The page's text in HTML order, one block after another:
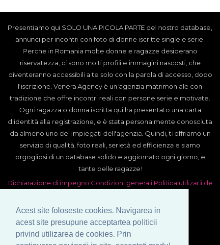
Acest site foloseste cookies. Navigarea in
acest site presupune acceptartea politicii
privind utilizarea de cookies. Prin
Presentiamo qui SOLO UNA PICOLA PARTE del nostro database,
annunci per incontri con foto di donne iscritte single e serie.
Perche in Romania molte donne e ragazze desiderano
riservatezza, ci sono molti profili e immagini nascosti, che
diventeranno accessibili a te solo con la parola di accesso, dopo
l'iscrizione. Venera Agency è un'agenzia matrimoniale con
tradizione che offre incontri reali con persone serie e motivate.
Ogni ragazza o donna iscritta qui ha presentato una carta
d'identità alla registrazione, e è stata personalmente conosciuta
da almeno uno dei impiegati dell'agenzia. Quindi, ti offriamo un
servizio di qualità, foto reali, serietà ed efficienza e siamo
orgogliosi di un database solido e aggiornato ogni giorno, e
tante belle ragazze!
Dichiarazione di impegno Condizioni generali Politica utilizarii de